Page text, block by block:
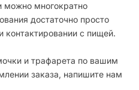
можно многократно
достаточно просто
с пищей.
и трафарета по вашим
заказа, напишите нам